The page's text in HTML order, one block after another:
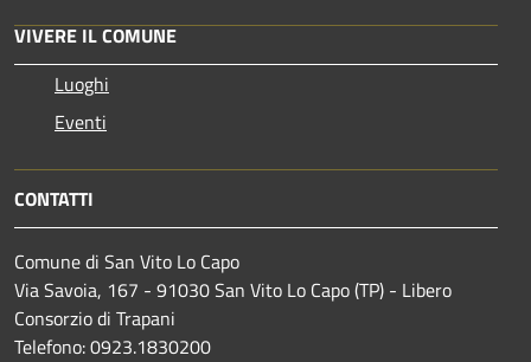
VIVERE IL COMUNE
Luoghi
Eventi
CONTATTI
Comune di San Vito Lo Capo
Via Savoia, 167 - 91030 San Vito Lo Capo (TP) - Libero
Consorzio di Trapani
Telefono: 0923.1830200